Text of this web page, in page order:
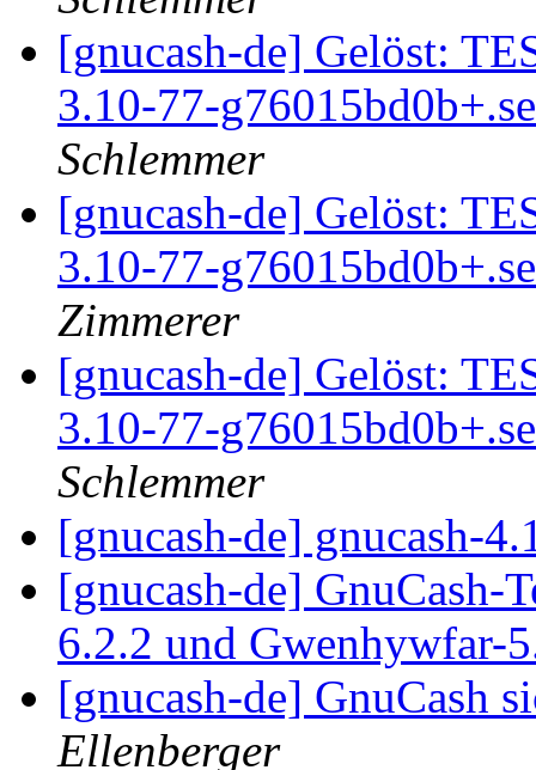
[gnucash-de] Gelöst:
3.10-77-
Schlemmer
[gnucash-de] Gelöst:
3.10-77-
Zimmerer
[gnucash-de] Gelöst:
3.10-77-
Schlemmer
[gnucash-de] gnucash-
[gnucash-de] GnuCash-
6.2.2 und Gwenhywfar-
[gnucash-de] GnuCash
Ellenberger